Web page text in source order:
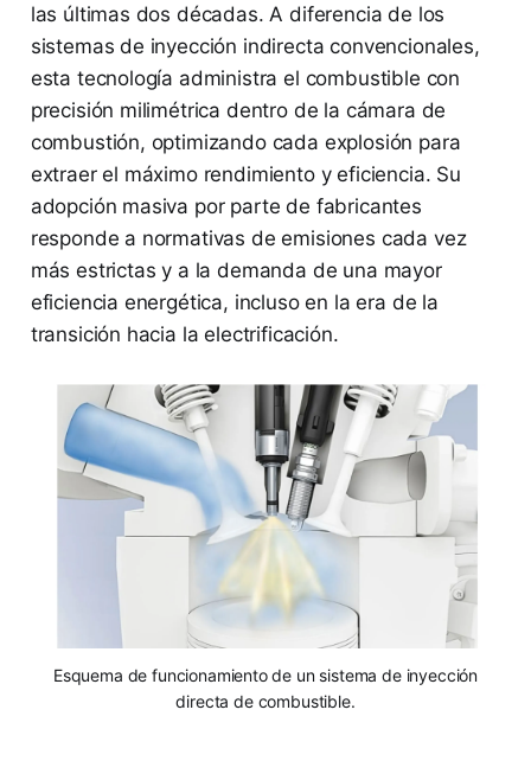
las últimas dos décadas. A diferencia de los
sistemas de inyección indirecta convencionales,
esta tecnología administra el combustible con
precisión milimétrica dentro de la cámara de
combustión, optimizando cada explosión para
extraer el máximo rendimiento y eficiencia. Su
adopción masiva por parte de fabricantes
responde a normativas de emisiones cada vez
más estrictas y a la demanda de una mayor
eficiencia energética, incluso en la era de la
transición hacia la electrificación.
Esquema de funcionamiento de un sistema de inyección
directa de combustible.